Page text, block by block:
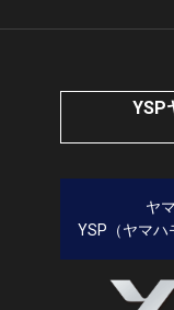
YSP
ヤ
YSP（ヤマハ